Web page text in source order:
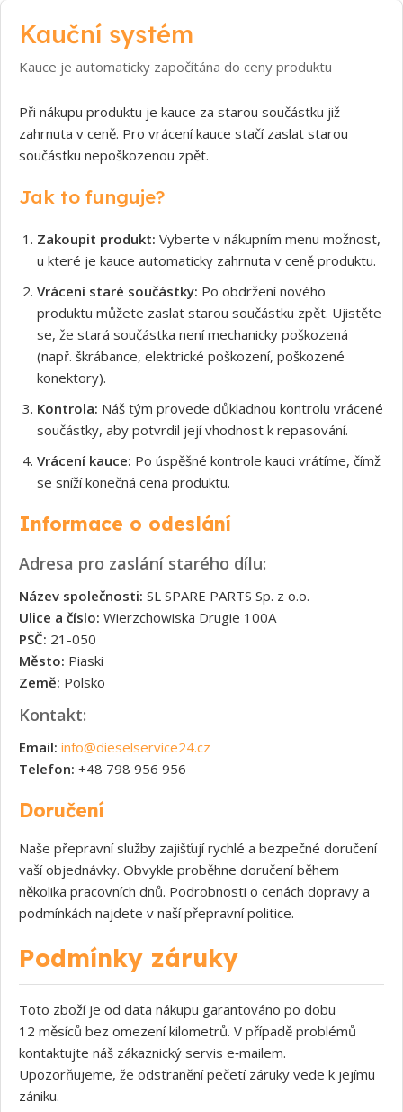
Kauční systém
Kauce je automaticky započítána do ceny produktu
Při nákupu produktu je kauce za starou součástku již
zahrnuta v ceně. Pro vrácení kauce stačí zaslat starou
součástku nepoškozenou zpět.
Jak to funguje?
Zakoupit produkt: Vyberte v nákupním menu možnost,
u které je kauce automaticky zahrnuta v ceně produktu.
Vrácení staré součástky: Po obdržení nového
produktu můžete zaslat starou součástku zpět. Ujistěte
se, že stará součástka není mechanicky poškozená
(např. škrábance, elektrické poškození, poškozené
konektory).
Kontrola: Náš tým provede důkladnou kontrolu vrácené
součástky, aby potvrdil její vhodnost k repasování.
Vrácení kauce: Po úspěšné kontrole kauci vrátíme, čímž
se sníží konečná cena produktu.
Informace o odeslání
Adresa pro zaslání starého dílu:
Název společnosti: SL SPARE PARTS Sp. z o.o.
Ulice a číslo: Wierzchowiska Drugie 100A
PSČ: 21-050
Město: Piaski
Země: Polsko
Kontakt:
Email: info@dieselservice24.cz
Telefon: +48 798 956 956
Doručení
Naše přepravní služby zajišťují rychlé a bezpečné doručení
vaší objednávky. Obvykle proběhne doručení během
několika pracovních dnů. Podrobnosti o cenách dopravy a
podmínkách najdete v naší přepravní politice.
Podmínky záruky
Toto zboží je od data nákupu garantováno po dobu
12 měsíců bez omezení kilometrů. V případě problémů
kontaktujte náš zákaznický servis e‑mailem.
Upozorňujeme, že odstranění pečetí záruky vede k jejímu
zániku.